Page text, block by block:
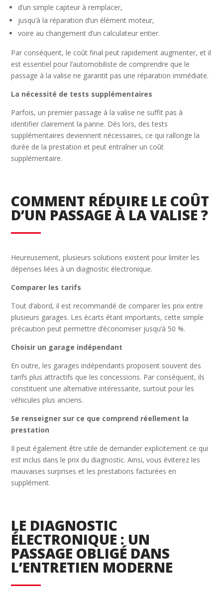
d’un simple capteur à remplacer,
jusqu’à la réparation d’un élément moteur,
voire au changement d’un calculateur entier.
Par conséquent, le coût final peut rapidement augmenter, et il
est essentiel pour l’automobiliste de comprendre que le
passage à la valise ne garantit pas une réparation immédiate.
La nécessité de tests supplémentaires
Parfois, un premier passage à la valise ne suffit pas à
identifier clairement la panne. Dès lors, des tests
supplémentaires deviennent nécessaires, ce qui rallonge la
durée de la prestation et peut entraîner un coût
supplémentaire.
COMMENT RÉDUIRE LE COÛT
D’UN PASSAGE À LA VALISE ?
Heureusement, plusieurs solutions existent pour limiter les
dépenses liées à un diagnostic électronique.
Comparer les tarifs
Tout d’abord, il est recommandé de comparer les prix entre
plusieurs garages. Les écarts étant importants, cette simple
précaution peut permettre d’économiser jusqu’à 50 %.
Choisir un garage indépendant
En outre, les garages indépendants proposent souvent des
tarifs plus attractifs que les concessions. Par conséquent, ils
constituent une alternative intéressante, surtout pour les
véhicules plus anciens.
Se renseigner sur ce que comprend réellement la
prestation
Il peut également être utile de demander explicitement ce qui
est inclus dans le prix du diagnostic. Ainsi, vous éviterez les
mauvaises surprises et les prestations facturées en
supplément.
LE DIAGNOSTIC
ÉLECTRONIQUE : UN
PASSAGE OBLIGÉ DANS
L’ENTRETIEN MODERNE